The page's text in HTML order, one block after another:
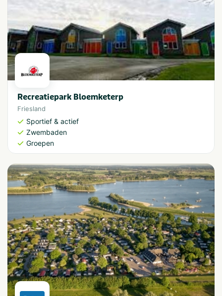
Recreatiepark Bloemketerp
Friesland
Sportief & actief
Zwembaden
Groepen